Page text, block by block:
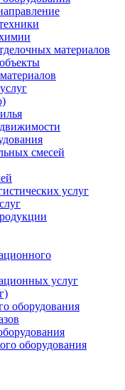
материалов
смесей
услуг
услуг
оборудования
оборудования